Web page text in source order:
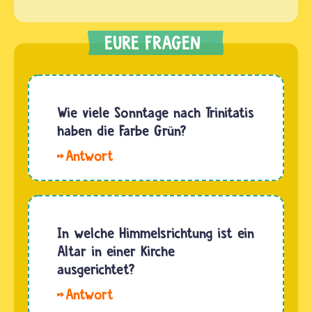
Wie viele Sonntage nach Trinitatis
haben die Farbe Grün?
Elsa. Die
nach
Trinitatis
werden
maximal
In welche Himmelsrichtung ist ein
Altar in einer Kirche
ausgerichtet?